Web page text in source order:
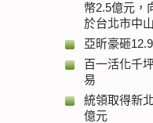
幣2.5億元，
於台北市中
亞昕豪砸
百一活化千
易
統領取得新
億元